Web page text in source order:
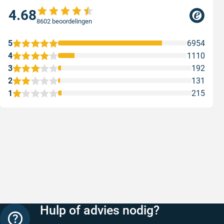
4.688602 beoordelingen
1 215
2 131
3 192
4 1110
5 6954
Hulp of advies nodig?